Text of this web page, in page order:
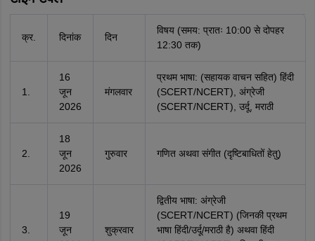
क्र. दिनांक दिन
विषय (समय: प्रातः 10:00 से दोपहर
12:30 तक)
1.
16
जून
2026
मंगलवार
प्रथम भाषा: (सहायक वाचन सहित) हिंदी
(SCERT/NCERT), अंग्रेजी
(SCERT/NCERT), उर्दू, मराठी
2.
18
जून
2026
गुरुवार गणित अथवा संगीत (दृष्टिबाधितों हेतु)
3.
19
जून
शुक्रवार
द्वितीय भाषा: अंग्रेजी
(SCERT/NCERT) (जिनकी प्रथम
भाषा हिंदी/उर्दू/मराठी है) अथवा हिंदी